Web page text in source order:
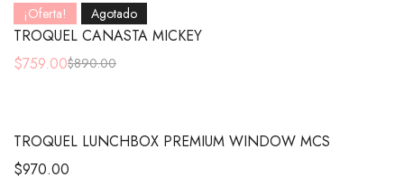
¡Oferta! Agotado
TROQUEL CANASTA MICKEY
$890.00
$759.00
TROQUEL LUNCHBOX PREMIUM WINDOW MCS
$970.00